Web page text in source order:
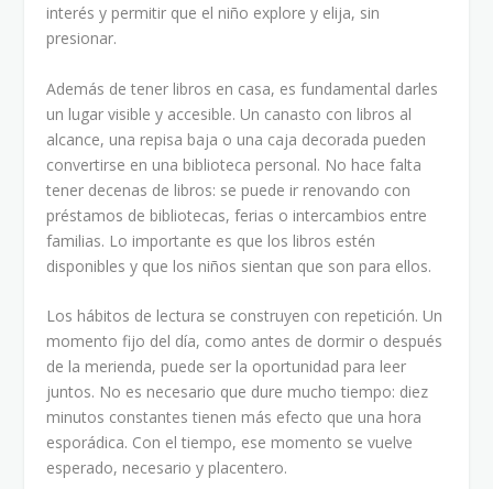
interés y permitir que el niño explore y elija, sin
presionar.
Además de tener libros en casa, es fundamental darles
un lugar visible y accesible. Un canasto con libros al
alcance, una repisa baja o una caja decorada pueden
convertirse en una biblioteca personal. No hace falta
tener decenas de libros: se puede ir renovando con
préstamos de bibliotecas, ferias o intercambios entre
familias. Lo importante es que los libros estén
disponibles y que los niños sientan que son para ellos.
Los hábitos de lectura se construyen con repetición. Un
momento fijo del día, como antes de dormir o después
de la merienda, puede ser la oportunidad para leer
juntos. No es necesario que dure mucho tiempo: diez
minutos constantes tienen más efecto que una hora
esporádica. Con el tiempo, ese momento se vuelve
esperado, necesario y placentero.